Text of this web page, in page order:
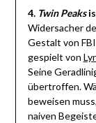
4. Twin Peaks
Widersacher
Gestalt von
gespielt von
Seine
übertroffen.
beweisen
naiven